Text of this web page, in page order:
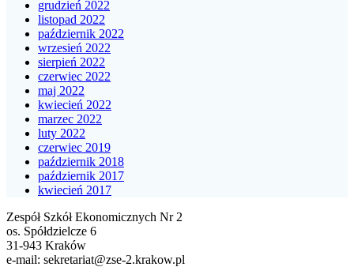
grudzień 2022
listopad 2022
październik 2022
wrzesień 2022
sierpień 2022
czerwiec 2022
maj 2022
kwiecień 2022
marzec 2022
luty 2022
czerwiec 2019
październik 2018
październik 2017
kwiecień 2017
Zespół Szkół Ekonomicznych Nr 2
os. Spółdzielcze 6
31-943 Kraków
e-mail: sekretariat@zse-2.krakow.pl